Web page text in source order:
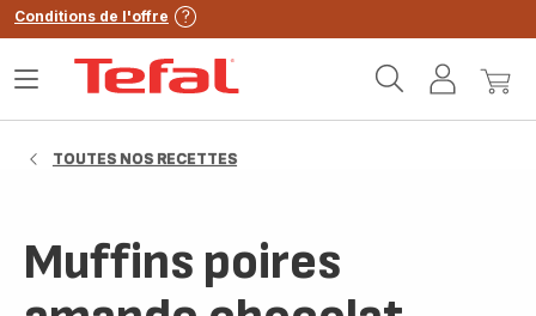
Conditions de l'offre
MonMon
Ouvrir
TOUTES NOS RECETTES
Muffins poires